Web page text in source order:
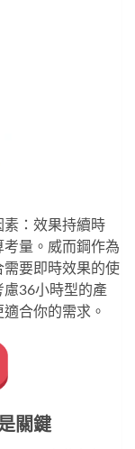
素：效果持續時
量。 威而鋼作為
要即時效果的使
36小時型的產
合你的需求。
關鍵